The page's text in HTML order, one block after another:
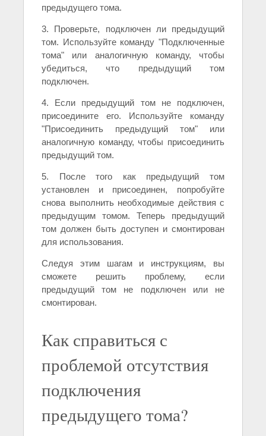
предыдущего тома.
3. Проверьте, подключен ли предыдущий
том. Используйте команду "Подключенные
тома" или аналогичную команду, чтобы
убедиться, что предыдущий том
подключен.
4. Если предыдущий том не подключен,
присоедините его. Используйте команду
"Присоединить предыдущий том" или
аналогичную команду, чтобы присоединить
предыдущий том.
5. После того как предыдущий том
установлен и присоединен, попробуйте
снова выполнить необходимые действия с
предыдущим томом. Теперь предыдущий
том должен быть доступен и смонтирован
для использования.
Следуя этим шагам и инструкциям, вы
сможете решить проблему, если
предыдущий том не подключен или не
смонтирован.
Как справиться с
проблемой отсутствия
подключения
предыдущего тома?